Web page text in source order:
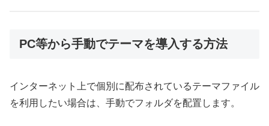
PC等から手動でテーマを導入する方法
インターネット上で個別に配布されているテーマファイル
を利用したい場合は、手動でフォルダを配置します。